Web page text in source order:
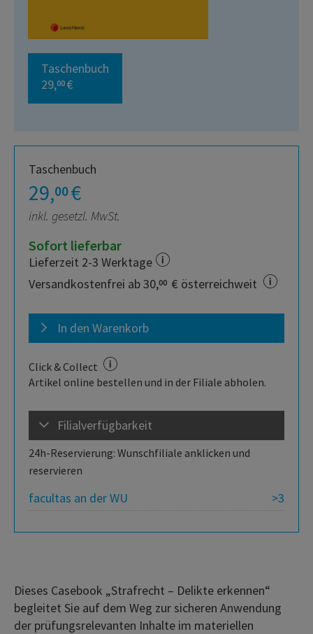
Taschenbuch
29,00 €
Taschenbuch
29,00€
inkl. gesetzl. MwSt.
Sofort lieferbar
Lieferzeit 2-3 Werktage
Versandkostenfrei ab 30,00 € österreichweit
In den Warenkorb
Click & Collect
Artikel online bestellen und in der Filiale abholen.
Filialverfügbarkeit
24h-Reservierung: Wunschfiliale anklicken und
reservieren
>3
facultas an der WU
Dieses Casebook „Strafrecht – Delikte erkennen“
begleitet Sie auf dem Weg zur sicheren Anwendung
der prüfungsrelevanten Inhalte im materiellen